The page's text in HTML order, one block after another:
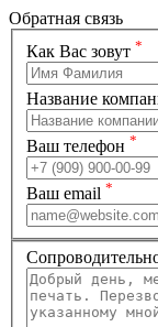
Обратная связь
Как Вас зовут *
Название
Ваш телефон *
Ваш email *